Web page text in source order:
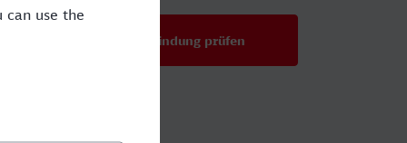
Verbindung prüfen